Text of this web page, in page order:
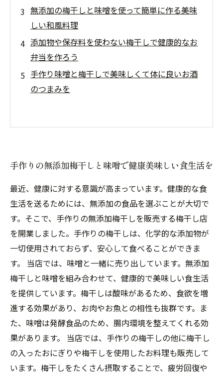
無添加の梅干しと味噌を使って簡単に作る美味
しい和風料理
添加物や保存料を使わない梅干しで健康的なお
弁当を作ろう
手作り味噌と梅干しで美味しくて体に良いお酒
のつまみを
手作りの無添加梅干しと味噌で健康美味しい食生活を
最近、健康に対する意識が高まっています。健康的な食
生活を送るためには、無添加の食品を選ぶことが大切で
す。そこで、手作りの無添加梅干しを販売する梅干し店
を開業しました。手作りの梅干しは、化学的な添加物が
一切使用されておらず、安心して食べることができま
す。 当店では、味噌と一緒に売り出しています。無添加
梅干しと味噌を組み合わせて、健康的で美味しい食生活
を提供しています。梅干しは酸味があるため、食欲を増
進する効果があり、お肉やお魚との相性も抜群です。ま
た、味噌は発酵食品のため、腸内環境を整えてくれる効
果があります。 当店では、手作りの梅干しの他に梅干し
の入ったおにぎりや梅干しを使用したお料理も販売して
います。梅干しをたくさん摂取することで、疲労回復や